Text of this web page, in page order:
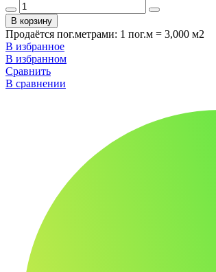
В корзину
Продаётся пог.метрами: 1 пог.м = 3,000 м2
В избранное
В избранном
Сравнить
В сравнении